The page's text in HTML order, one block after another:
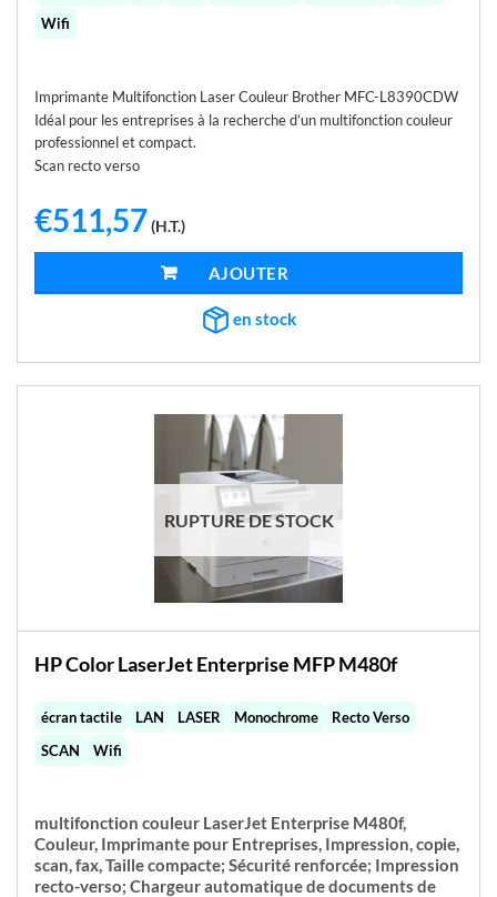
Wifi
Imprimante Multifonction Laser Couleur Brother MFC-L8390CDW
Idéal pour les entreprises à la recherche d’un multifonction couleur
professionnel et compact.
Scan recto verso
€511,57(H.T.)
AJOUTER AU PANIER
en stock
RUPTURE DE STOCK
HP Color LaserJet Enterprise MFP M480f
écran tactile LAN LASER Monochrome
Recto Verso
SCAN
Wifi
multifonction couleur LaserJet Enterprise M480f,
Couleur, Imprimante pour Entreprises, Impression, copie,
scan, fax, Taille compacte; Sécurité renforcée; Impression
recto-verso; Chargeur automatique de documents de